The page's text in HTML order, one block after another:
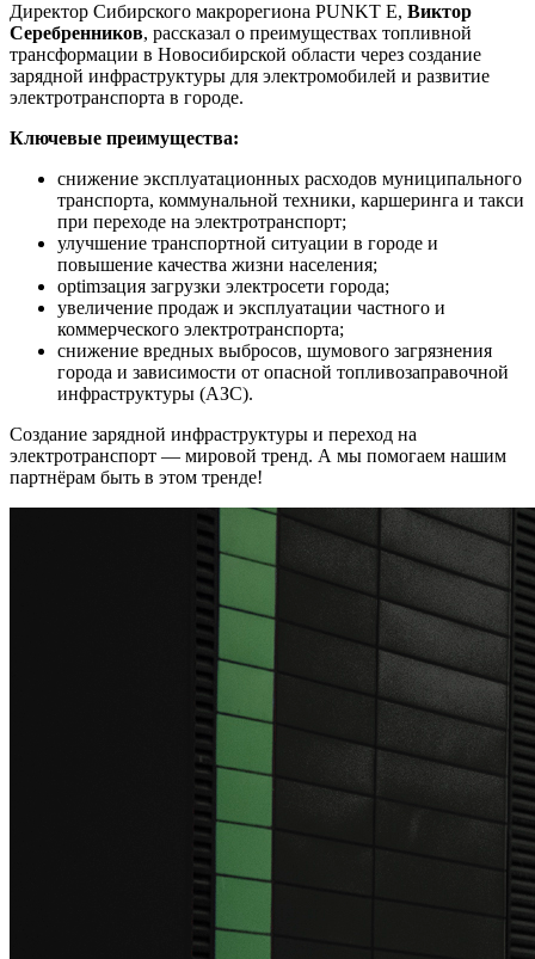
Директор Сибирского макрорегиона PUNKT E, Виктор
Серебренников, рассказал о преимуществах топливной
трансформации в Новосибирской области через создание
зарядной инфраструктуры для электромобилей и развитие
электротранспорта в городе.
Ключевые преимущества:
снижение эксплуатационных расходов муниципального
транспорта, коммунальной техники, каршеринга и такси
при переходе на электротранспорт;
улучшение транспортной ситуации в городе и
повышение качества жизни населения;
optimзация загрузки электросети города;
увеличение продаж и эксплуатации частного и
коммерческого электротранспорта;
снижение вредных выбросов, шумового загрязнения
города и зависимости от опасной топливозаправочной
инфраструктуры (АЗС).
Создание зарядной инфраструктуры и переход на
электротранспорт — мировой тренд. А мы помогаем нашим
партнёрам быть в этом тренде!